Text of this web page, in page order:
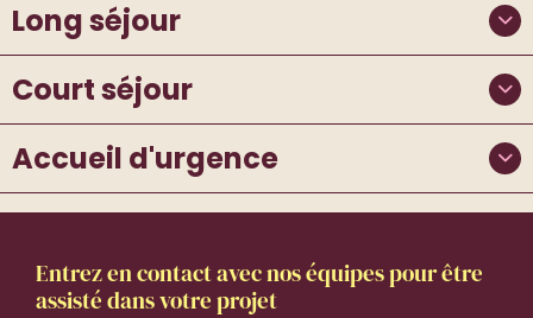
Long séjour
Court séjour
Accueil d'urgence
Entrez en contact avec nos équipes pour être
assisté dans votre projet